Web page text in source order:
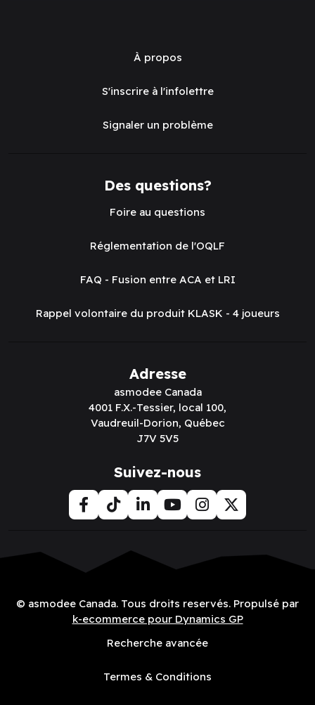
À propos
S'inscrire à l'infolettre
Signaler un problème
Des questions?
Foire au questions
Réglementation de l'OQLF
FAQ - Fusion entre ACA et LRI
Rappel volontaire du produit KLASK - 4 joueurs
Adresse
asmodee Canada
4001 F.X.-Tessier, local 100,
Vaudreuil-Dorion, Québec
J7V 5V5
Suivez-nous
© asmodee Canada. Tous droits reservés. Propulsé par
k-ecommerce pour Dynamics GP
Recherche avancée
Termes & Conditions